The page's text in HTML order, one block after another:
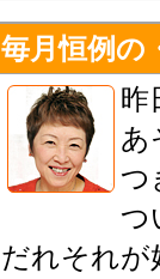
毎月恒例の
昨
あ
つ
つ
だれそれが